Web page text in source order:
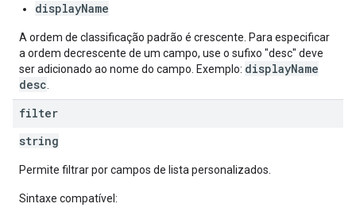
displayName
A ordem de classificação padrão é crescente. Para especificar
a ordem decrescente de um campo, use o sufixo "desc" deve
ser adicionado ao nome do campo. Exemplo: displayName
desc
filter
string
Permite filtrar por campos de lista personalizados.
Sintaxe compatível: